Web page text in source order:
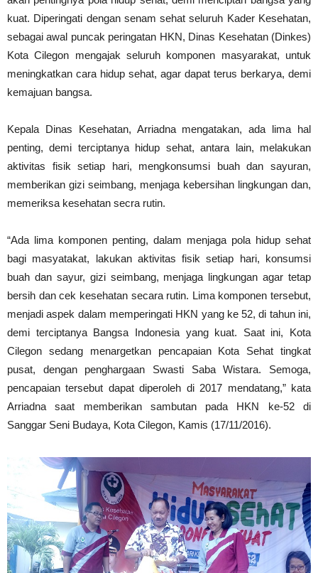
kuat. Diperingati dengan senam sehat seluruh Kader Kesehatan,
sebagai awal puncak peringatan HKN, Dinas Kesehatan (Dinkes)
Kota Cilegon mengajak seluruh komponen masyarakat, untuk
meningkatkan cara hidup sehat, agar dapat terus berkarya, demi
kemajuan bangsa.
Kepala Dinas Kesehatan, Arriadna mengatakan, ada lima hal
penting, demi terciptanya hidup sehat, antara lain, melakukan
aktivitas fisik setiap hari, mengkonsumsi buah dan sayuran,
memberikan gizi seimbang, menjaga kebersihan lingkungan dan,
memeriksa kesehatan secra rutin.
“Ada lima komponen penting, dalam menjaga pola hidup sehat
bagi masyatakat, lakukan aktivitas fisik setiap hari, konsumsi
buah dan sayur, gizi seimbang, menjaga lingkungan agar tetap
bersih dan cek kesehatan secara rutin. Lima komponen tersebut,
menjadi aspek dalam memperingati HKN yang ke 52, di tahun ini,
demi terciptanya Bangsa Indonesia yang kuat. Saat ini, Kota
Cilegon sedang menargetkan pencapaian Kota Sehat tingkat
pusat, dengan penghargaan Swasti Saba Wistara. Semoga,
pencapaian tersebut dapat diperoleh di 2017 mendatang,” kata
Arriadna saat memberikan sambutan pada HKN ke-52 di
Sanggar Seni Budaya, Kota Cilegon, Kamis (17/11/2016).